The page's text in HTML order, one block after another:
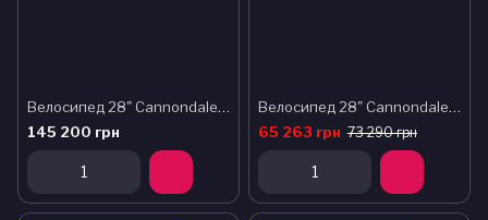
Велосипед 28" Cannondale SuperSix EVO Carbon 4 рама - 56см 2025 SMC
145 200 грн
Велосипед 28" Cannondale SYNAPSE 2 рама - 54см 2024 LAV
65 263 грн 73 290 грн